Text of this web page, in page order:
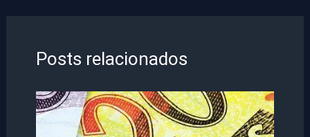
Posts relacionados